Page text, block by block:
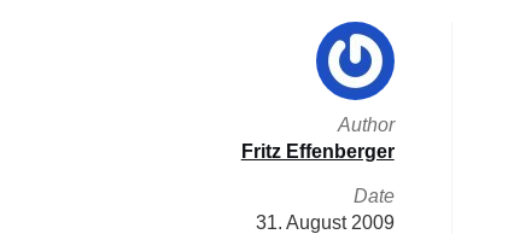
Author
Fritz Effenberger
Date
31. August 2009